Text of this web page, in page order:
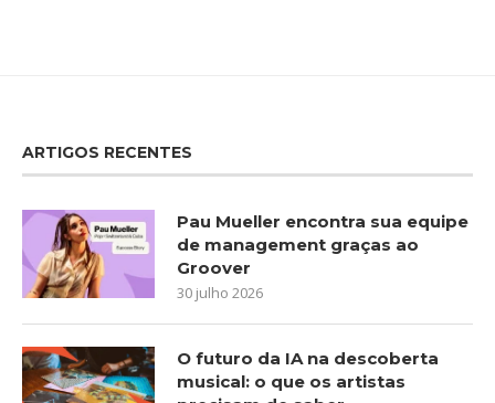
ARTIGOS RECENTES
Pau Mueller encontra sua equipe
de management graças ao
Groover
30 julho 2026
O futuro da IA na descoberta
musical: o que os artistas